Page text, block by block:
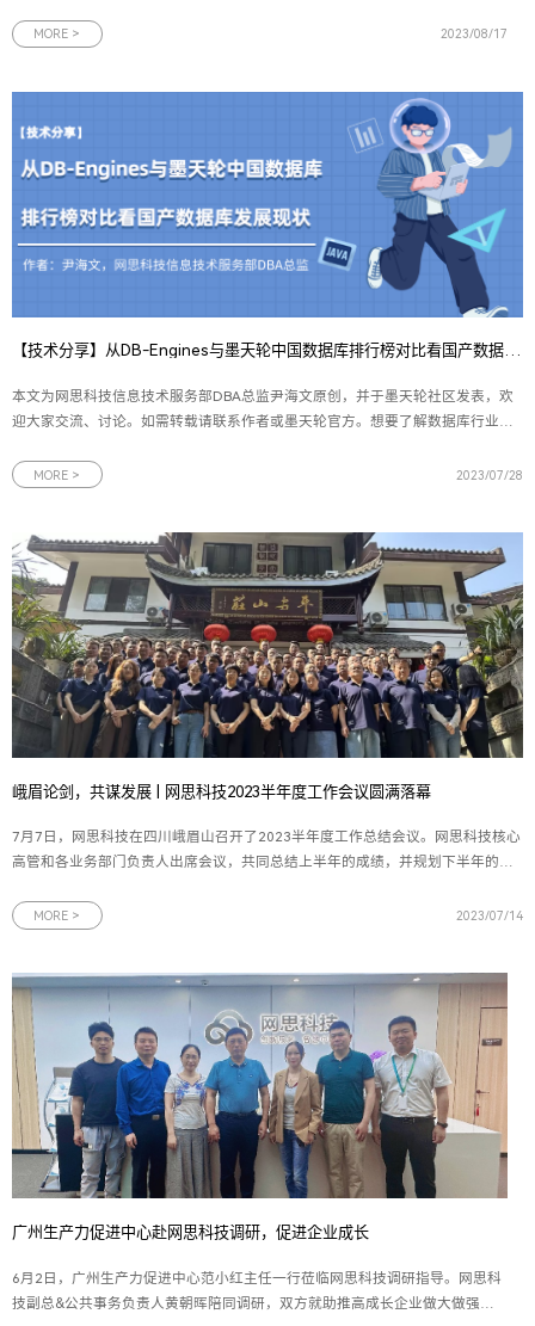
之内最新一轮融资的投后估值达到1亿美元。根据长城战略咨询发布的数据，中
MORE > 2023/08/17
【技术分享】从DB-Engines与墨天轮中国数据库排行榜对比看国产数据库发展现状
本文为网思科技信息技术服务部DBA总监尹海文原创，并于墨天轮社区发表，欢
迎大家交流、讨论。如需转载请联系作者或墨天轮官方。想要了解数据库行业的
在这方面，国际上广为人知的DB-Engines数据库流行度排行榜和国内的墨天轮中
MORE > 2023/07/28
峨眉论剑，共谋发展 | 网思科技2023半年度工作会议圆满落幕
7月7日，网思科技在四川峨眉山召开了2023半年度工作总结会议。网思科技核心
高管和各业务部门负责人出席会议，共同总结上半年的成绩，并规划下半年的各
年的工作进行了全面复盘和总结，对各项目、各版块取得的成果给予了充分的肯
MORE > 2023/07/14
广州生产力促进中心赴网思科技调研，促进企业成长
6月2日，广州生产力促进中心范小红主任一行莅临网思科技调研指导。网思科
技副总&公共事务负责人黄朝晖陪同调研，双方就助推高成长企业做大做强进